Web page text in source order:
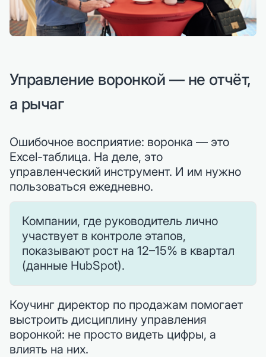
Управление воронкой — не отчёт,
а рычаг
Ошибочное восприятие: воронка — это
Excel-таблица. На деле, это
управленческий инструмент. И им нужно
пользоваться ежедневно.
Компании, где руководитель лично
участвует в контроле этапов,
показывают рост на 12–15% в квартал
(данные HubSpot).
Коучинг директор по продажам помогает
выстроить дисциплину управления
воронкой: не просто видеть цифры, а
влиять на них.